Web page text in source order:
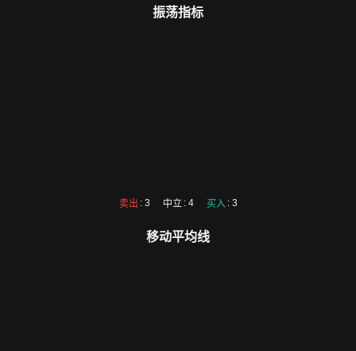
振荡指标
卖出 : 3 中立 : 4 买入 : 3
移动平均线